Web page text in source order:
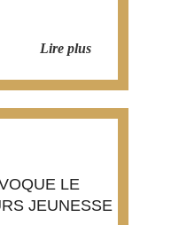
Lire plus
LE
JEUNESSE